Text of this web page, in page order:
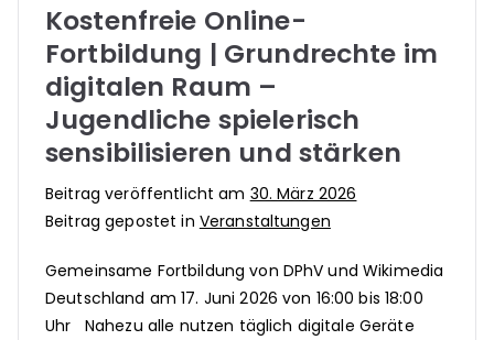
Kostenfreie Online-
Fortbildung | Grundrechte im
digitalen Raum –
Jugendliche spielerisch
sensibilisieren und stärken
Beitrag veröffentlicht am 30. März 2026
Beitrag gepostet in Veranstaltungen
Gemeinsame Fortbildung von DPhV und Wikimedia
Deutschland am 17. Juni 2026 von 16:00 bis 18:00
Uhr Nahezu alle nutzen täglich digitale Geräte